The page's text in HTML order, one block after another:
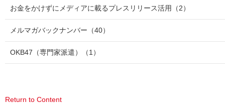
お金をかけずにメディアに載るプレスリリース活用 （2）
メルマガバックナンバー （40）
OKB47（専門家派遣） （1）
Return to Content